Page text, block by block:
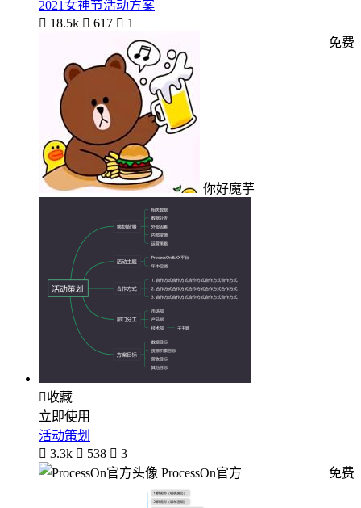
2021女神节活动方案
 18.5k  617  1
你好魔芋
免费
收藏
立即使用
活动策划
 3.3k  538  3
ProcessOn官方
免费